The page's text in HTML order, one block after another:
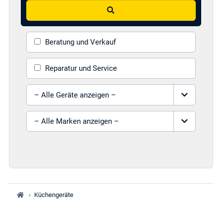
Suchen
Beratung und Verkauf
Reparatur und Service
Gerät auswählen
Marke auswählen
› Küchengeräte